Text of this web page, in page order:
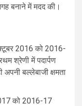
बनाने में मदद की।
2016 को 2016-
श्रेणी में पदार्पण
बल्लेबाजी क्षमता
को 2016-17